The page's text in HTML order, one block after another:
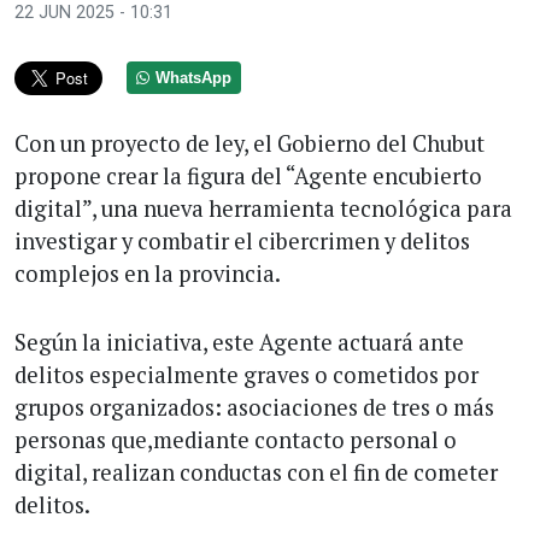
22 JUN 2025 - 10:31
WhatsApp
Con un proyecto de ley, el Gobierno del Chubut
propone crear la figura del “Agente encubierto
digital”, una nueva herramienta tecnológica para
investigar y combatir el cibercrimen y delitos
complejos en la provincia.
Según la iniciativa, este Agente actuará ante
delitos especialmente graves o cometidos por
grupos organizados: asociaciones de tres o más
personas que,mediante contacto personal o
digital, realizan conductas con el fin de cometer
delitos.